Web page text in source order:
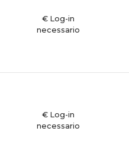
€ Log-in
necessario
€ Log-in
necessario